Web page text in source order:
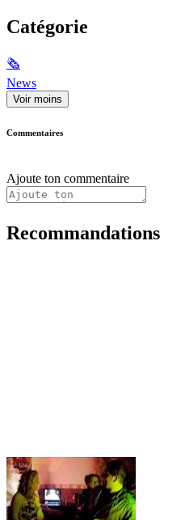
Catégorie
🗞
News
Voir moins
Commentaires
Ajoute ton commentaire
Recommandations